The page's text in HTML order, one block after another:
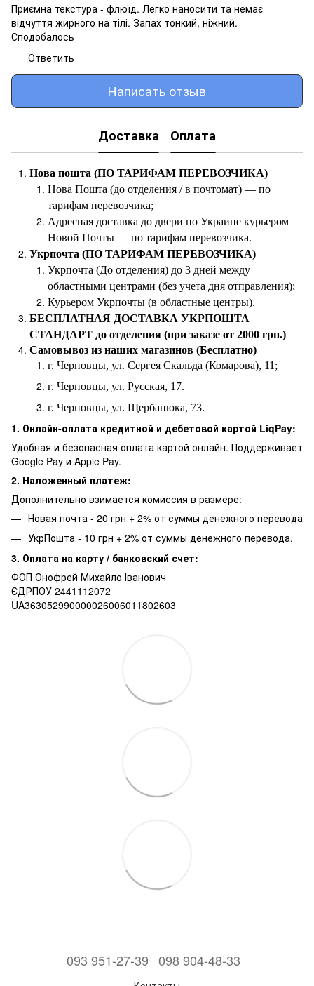
Приємна текстура - флюїд. Легко наносити та немає
відчуття жирного на тілі. Запах тонкий, ніжний.
Сподобалось
Ответить
Написать отзыв
Доставка Оплата
Нова пошта (ПО ТАРИФАМ ПЕРЕВОЗЧИКА)
Нова Пошта (до отделения / в почтомат) — по
тарифам перевозчика;
Адресная доставка до двери по Украине курьером
Новой Почты — по тарифам перевозчика.
Укрпочта (ПО ТАРИФАМ ПЕРЕВОЗЧИКА)
Укрпочта (До отделения) до 3 дней между
областными центрами (без учета дня отправления);
Курьером Укрпочты (в областные центры).
БЕСПЛАТНАЯ ДОСТАВКА УКРПОШТА
СТАНДАРТ до отделения (при заказе от 2000 грн.)
Самовывоз из наших магазинов (Бесплатно)
г. Черновцы, ул. Сергея Скальда (Комарова), 11;
г. Черновцы, ул. Русская, 17.
г. Черновцы, ул. Щербанюка, 73.
1. Онлайн-оплата кредитной и дебетовой картой LiqPay:
Удобная и безопасная оплата картой онлайн. Поддерживает
Google Pay и Apple Pay.
2. Наложенный платеж:
Дополнительно взимается комиссия в размере:
Новая почта - 20 грн + 2% от суммы денежного перевода
УкрПошта - 10 грн + 2% от суммы денежного перевода.
3. Оплата на карту / банковский счет:
ФОП Онофрей Михайло Іванович
ЄДРПОУ 2441112072
UA363052990000026006011802603
093 951-27-39 098 904-48-33